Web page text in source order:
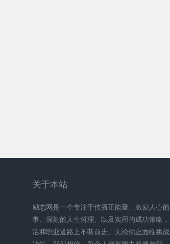
关于本站
励志网是一个专注于传播正能量、激励人心
事、深刻的人生哲理、以及实用的成功策略
活和职业道路上不断前进。无论你正面临挑